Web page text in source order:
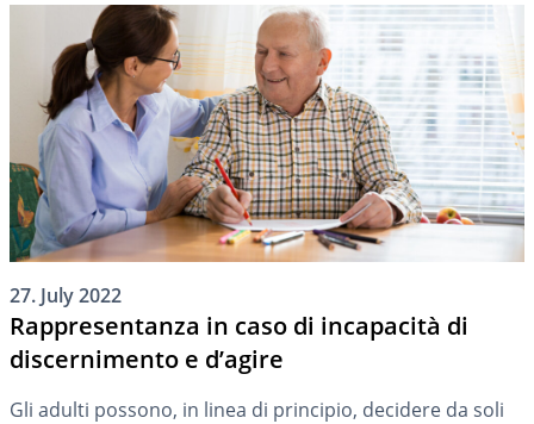
27. July 2022
Rappresentanza in caso di incapacità di
discernimento e d’agire
Gli adulti possono, in linea di principio, decidere da soli